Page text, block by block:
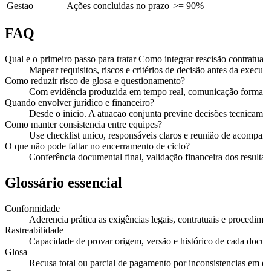
Gestao
Ações concluidas no prazo >= 90%
FAQ
Qual e o primeiro passo para tratar Como integrar rescisão
Mapear requisitos, riscos e critérios de decisão antes da
Como reduzir risco de glosa e questionamento?
Com evidência produzida em tempo real, comunicação
Quando envolver jurídico e financeiro?
Desde o inicio. A atuacao conjunta previne decisões
Como manter consistencia entre equipes?
Use checklist unico, responsáveis claros e reunião de
O que não pode faltar no encerramento de ciclo?
Conferência documental final, validação financeira dos
Glossário essencial
Conformidade
Aderencia prática as exigências legais, contratuais e
Rastreabilidade
Capacidade de provar origem, versão e histórico de cada
Glosa
Recusa total ou parcial de pagamento por inconsistencias em